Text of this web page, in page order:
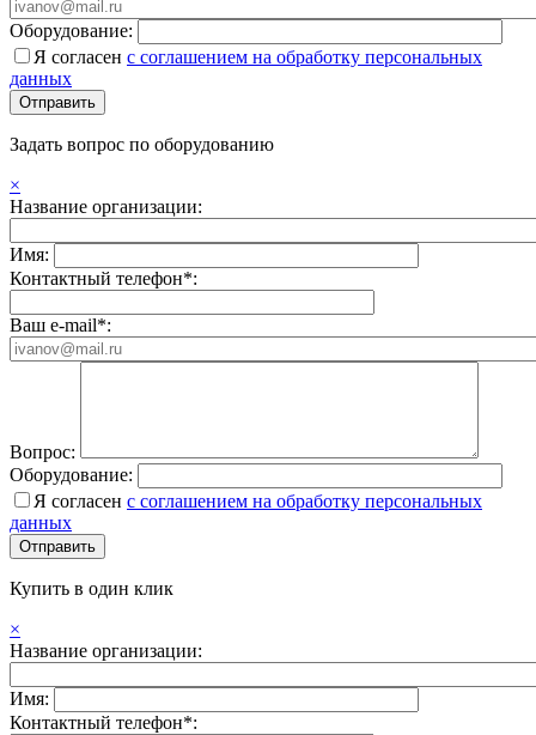
Оборудование:
Я согласен с соглашением на обработку персональных
данных
Задать вопрос по оборудованию
×
Название организации:
Имя:
Контактный телефон*:
Ваш e-mail*:
Вопрос:
Оборудование:
Я согласен с соглашением на обработку персональных
данных
Купить в один клик
×
Название организации:
Имя:
Контактный телефон*: